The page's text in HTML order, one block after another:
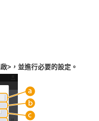
>，並進行必要的設定。